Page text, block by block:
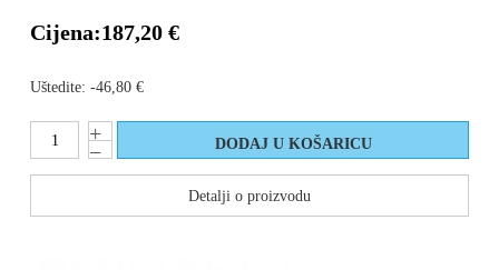
Cijena:187,20 €
Uštedite: -46,80 €
Detalji o proizvodu